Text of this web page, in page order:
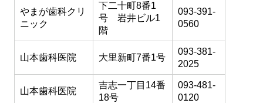
やまが歯科クリ
ニック
下二十町8番1
号 岩井ビル1
階
093-391-
0560
山本歯科医院 大里新町7番1号
093-381-
2025
山本歯科医院
吉志一丁目14番
18号
093-481-
0120